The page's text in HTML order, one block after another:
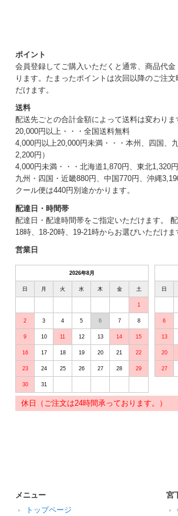
ポイント
会員登録してご購入いただくと通常、商品代
ります。たまったポイントは次回以降のご注
だけます。
送料
配送先ごとの合計金額によって送料は変わりま
20,000円以上・・・全国送料無料
4,000円以上20,000円未満・・・本州、四国、
2,200円）
4,000円未満・・・北海道1,870円、東北1,320
九州・四国・近畿880円、中国770円、沖縄
クール便は440円別途かかります。
配達日・時間帯
配達日・配達時間帯をご指定いただけます。
18時、18-20時、19-21時からお選びいただけま
営業日
2026年8月
日 月 火 水 木 金 土
1
2 3 4 5 6 7 8
9 10 11 12 13 14 15
16 17 18 19 20 21 22
23 24 25 26 27 28 29
30 31
日
6
13
20
27
休日（ご注文は24時間承っております。）
メニュー
トップページ
宮